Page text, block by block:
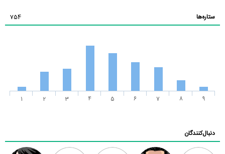
ستاره‌ها 754
1 2 3 4 5 6 7 8 9
دنبال‌کنندگان